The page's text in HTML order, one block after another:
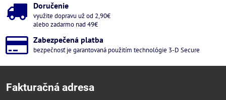
Doručenie
využite dopravu už od 2,90€
alebo zadarmo nad 49€
Zabezpečená platba
bezpečnosť je garantovaná použitím technológie 3-D Secure
Fakturačná adresa